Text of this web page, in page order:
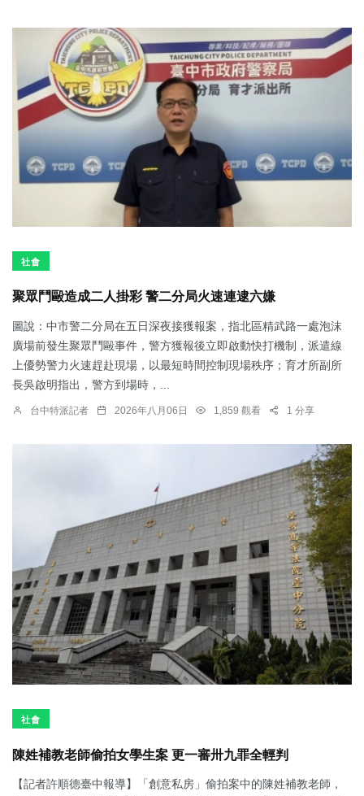
社會
聚眾鬥毆造成二人掛彩 警二分局火速連逮六嫌
圖說：中市警二分局在五日深夜接獲報案，指北區精武路一處泡沫
廣場前發生聚眾鬥毆事件，警方獲報後立即啟動快打機制，派遣線
上優勢警力火速趕赴現場，以最短時間控制現場秩序；育才所副所
長吳啟明指出，警方到場時，...
台中特派記者 2026年八月06日 1,859 觀看 1 分享
社會
陳姓補教老師偷拍女學生案 更一審卅九罪全輕判
【記者許順德臺中報導】「創意私房」偷拍案中的陳姓補教老師，